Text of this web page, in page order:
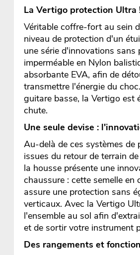
La Vertigo protection Ultra
Véritable coffre-fort au sein
niveau de protection d'un
une série d'innovations sans
imperméable en Nylon
absorbante EVA, afin de
transmettre l'énergie du
guitare basse, la Vertigo est
chute.
Une seule devise :
Au-delà de ces systèmes
issues du retour de terrain
la housse présente une
chaussure : cette semelle en
assure une protection sans
verticaux. Avec la Vertigo
l'ensemble au sol afin
et de sortir votre instrument
Des rangements et